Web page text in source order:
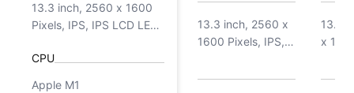
13.3 inch, 2560 x 1600
Pixels, IPS, IPS LCD LED
CPU
Apple M1
13.3 inch, 2560 x
1600 Pixels, IPS,
Backlit, True Tone
13.3
x